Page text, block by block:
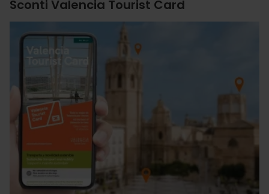
Sconti Valencia Tourist Card